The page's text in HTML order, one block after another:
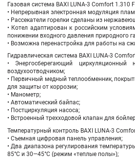
Газовая система BAXI LUNA-3 Comfort 1.310
• Непрерывная электронная модуляция
• Рассекатели горелки сделаны из
• Котел адаптирован к российским
понижении входного давления природного
• Возможна перенастройка для работы на
Гидравлическая система BAXI LUNA-3
• Энергосберегающий циркуляционный
воздухоотводчиком;
• Первичный медный теплообменник,
для защиты от коррозии;
• Манометр;
• Автоматический байпас;
• Постциркуляция насоса;
• Встроенный трехходовой клапан для
Температурный контроль BAXI LUNA-3
• Съемная цифровая панель управления;
• Два диапазона регулирования
85°С и 30—45°С (режим «теплые полы»);